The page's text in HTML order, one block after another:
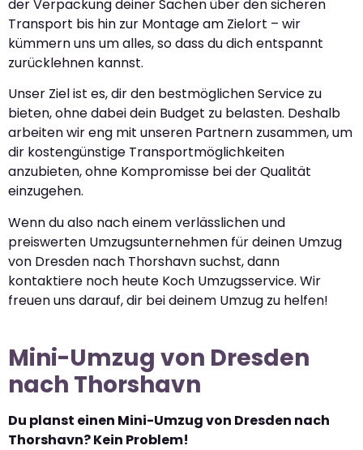
der Verpackung deiner Sachen über den sicheren
Transport bis hin zur Montage am Zielort – wir
kümmern uns um alles, so dass du dich entspannt
zurücklehnen kannst.
Unser Ziel ist es, dir den bestmöglichen Service zu
bieten, ohne dabei dein Budget zu belasten. Deshalb
arbeiten wir eng mit unseren Partnern zusammen, um
dir kostengünstige Transportmöglichkeiten
anzubieten, ohne Kompromisse bei der Qualität
einzugehen.
Wenn du also nach einem verlässlichen und
preiswerten Umzugsunternehmen für deinen Umzug
von Dresden nach Thorshavn suchst, dann
kontaktiere noch heute Koch Umzugsservice. Wir
freuen uns darauf, dir bei deinem Umzug zu helfen!
Mini-Umzug von Dresden
nach Thorshavn
Du planst einen Mini-Umzug von Dresden nach
Thorshavn? Kein Problem!